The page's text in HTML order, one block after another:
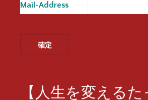
Mail-Address
【人生を変える